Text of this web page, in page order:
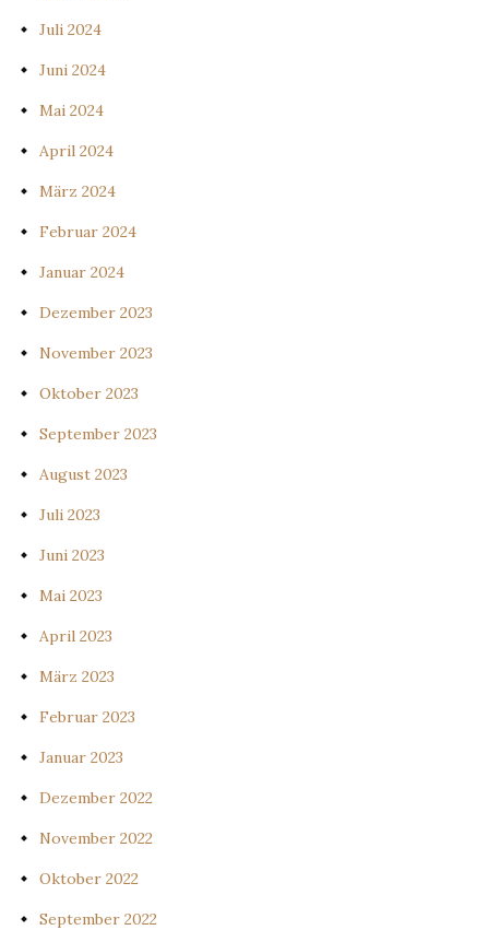
Juli 2024
Juni 2024
Mai 2024
April 2024
März 2024
Februar 2024
Januar 2024
Dezember 2023
November 2023
Oktober 2023
September 2023
August 2023
Juli 2023
Juni 2023
Mai 2023
April 2023
März 2023
Februar 2023
Januar 2023
Dezember 2022
November 2022
Oktober 2022
September 2022